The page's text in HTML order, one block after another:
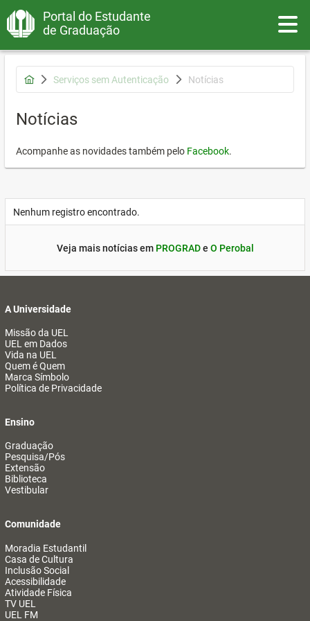
Portal do Estudante
de Graduação
Serviços sem Autenticação Notícias
Notícias
Acompanhe as novidades também pelo Facebook.
Nenhum registro encontrado.
Veja mais notícias em PROGRADe O Perobal
A Universidade
Missão da UEL
UEL em Dados
Vida na UEL
Quem é Quem
Marca Símbolo
Política de Privacidade
Ensino
Graduação
Pesquisa/Pós
Extensão
Biblioteca
Vestibular
Comunidade
Moradia Estudantil
Casa de Cultura
Inclusão Social
Acessibilidade
Atividade Física
TV UEL
UEL FM